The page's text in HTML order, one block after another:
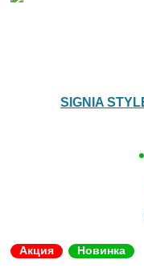
SIGNIA
Акция Новинка